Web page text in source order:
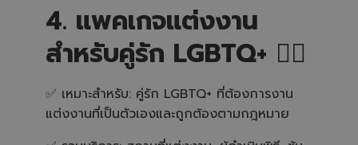
4. แพคเกจแต่งงาน
สำหรับคู่รัก LGBTQ+ 🏳️‍🌈
✅ เหมาะสำหรับ: คู่รัก LGBTQ+ ที่ต้องการงาน
แต่งงานที่เป็นตัวเองและถูกต้องตามกฎหมาย